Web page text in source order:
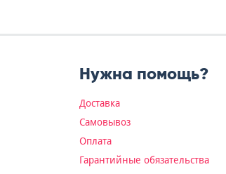
Нужна помощь?
Доставка
Самовывоз
Оплата
Гарантийные обязательства